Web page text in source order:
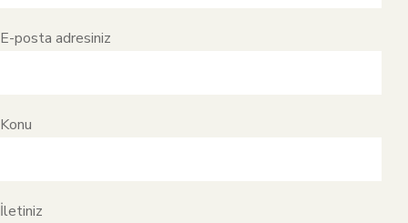
E-posta adresiniz
Konu
İletiniz